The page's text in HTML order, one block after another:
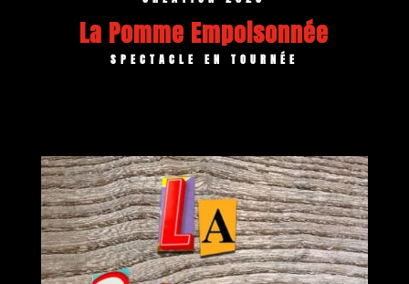
La Pomme Empoisonnée
SPECTACLE EN TOURNÉE